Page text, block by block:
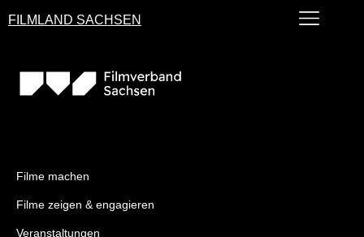
FILMLAND SACHSEN
Filme machen
Filme zeigen & engagieren
Veranstaltungen